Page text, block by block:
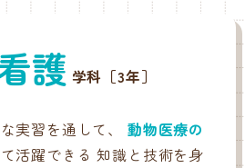
護 学科［3年］
実習を通して、
動物医療の
活躍できる 知識と技術を身